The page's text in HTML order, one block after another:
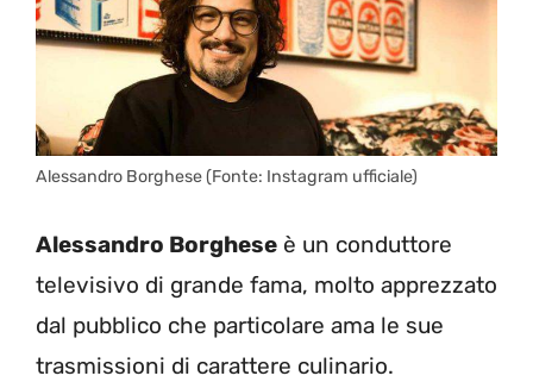
Alessandro Borghese (Fonte: Instagram ufficiale)
Alessandro Borghese è un conduttore
televisivo di grande fama, molto apprezzato
dal pubblico che particolare ama le sue
trasmissioni di carattere culinario.